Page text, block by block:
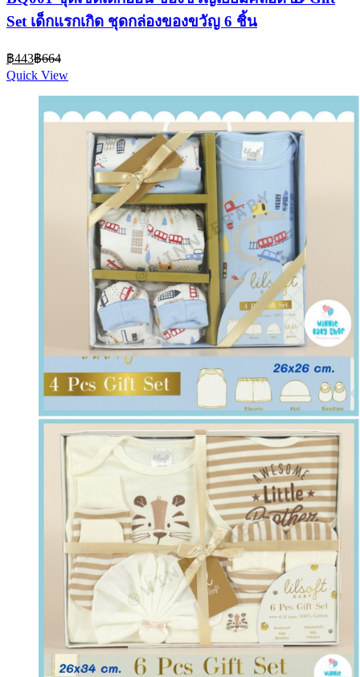
Set เด็กแรกเกิด ชุดกล่องของขวัญ 6 ชิ้น
฿443Current
price
is:
฿664
was:
Quick View